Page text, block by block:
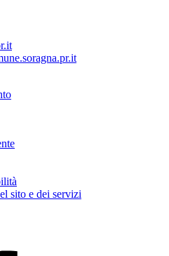
sito e dei servizi